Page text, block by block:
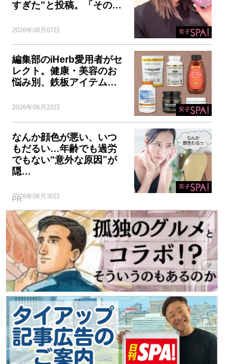
すぎた“と投稿。「その…
2026年08月07日
編集部のiHerb愛用者がセ
レクト。健康・美容のお
悩み別、鉄板アイテム…
2026年06月22日
なんか顔色が悪い、いつ
もだるい…年齢でも過労
でもない“意外な原因”が
隠…
2026年06月30日
PR